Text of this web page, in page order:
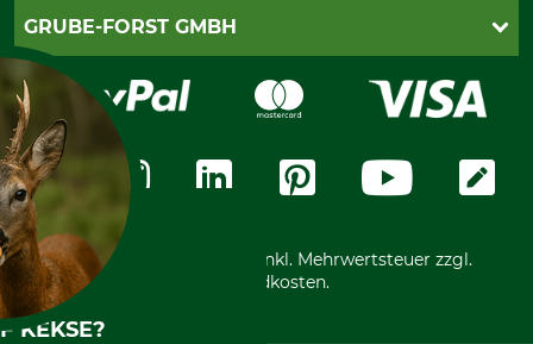
Widerrufsrecht
Widerrufsformular
Datenschutz
Zahlungsarten
PayPal
Kreditkarte
Rechnung
Vorkasse
GRUBE-FORST GMBH
Karriere
Über uns
Messetermine
Community
International
*Alle Preise in Euro und inkl. Mehrwertsteuer zzgl.
Versandkosten.
KEKSE?